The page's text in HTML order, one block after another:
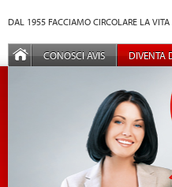
DAL 1955 FACCIAMO CIRCOLARE LA
MENÙ PRINCIPALE
CONOSCI AVIS DIVENTA